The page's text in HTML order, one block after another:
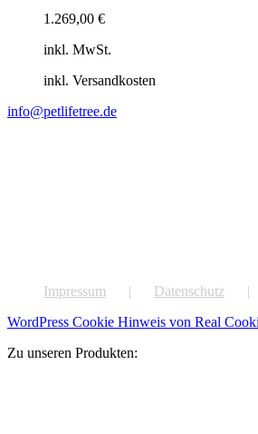
1.269,00 €
inkl. MwSt.
inkl. Versandkosten
info@petlifetree.de
Impressum Datenschutz
WordPress Cookie Hinweis von Real
Zu unseren Produkten: